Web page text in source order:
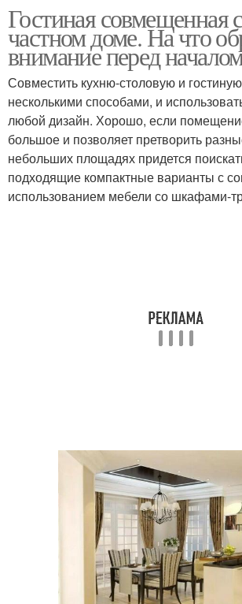
Гостиная совмещенная
частном доме. На что
внимание перед
Совместить кухню-столовую и
несколькими способами, и
любой дизайн. Хорошо, если
большое и позволяет претворить
небольших площадях придется
подходящие компактные варианты с
использованием мебели со шкафами-